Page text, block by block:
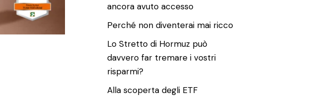
ancora avuto accesso
Perché non diventerai mai ricco
Lo Stretto di Hormuz può
davvero far tremare i vostri
risparmi?
Alla scoperta degli ETF